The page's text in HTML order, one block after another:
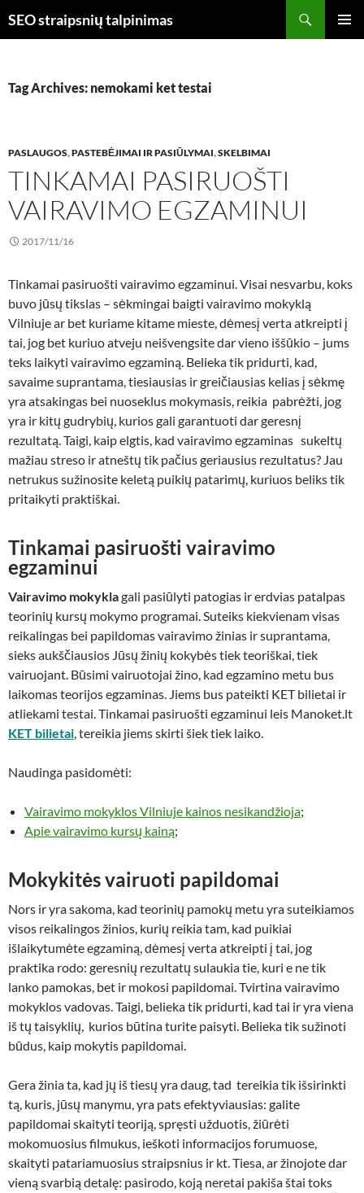
toSEO straipsnių talpinimas
Tag Archives: nemokami ket testai
PASLAUGOS,PASTEBĖJIMAI IR PASIŪLYMAI,SKELBIMAI
TINKAMAI PASIRUOŠTI
VAIRAVIMO EGZAMINUI
2017/11/16
Tinkamai pasiruošti vairavimo egzaminui. Visai nesvarbu, koks
buvo jūsų tikslas – sėkmingai baigti vairavimo mokyklą
Vilniuje ar bet kuriame kitame mieste, dėmesį verta atkreipti į
tai, jog bet kuriuo atveju neišvengsite dar vieno iššūkio – jums
teks laikyti vairavimo egzaminą. Belieka tik pridurti, kad,
savaime suprantama, tiesiausias ir greičiausias kelias į sėkmę
yra atsakingas bei nuoseklus mokymasis, reikia pabrėžti, jog
yra ir kitų gudrybių, kurios gali garantuoti dar geresnį
rezultatą. Taigi, kaip elgtis, kad vairavimo egzaminas sukeltų
mažiau streso ir atneštų tik pačius geriausius rezultatus? Jau
netrukus sužinosite keletą puikių patarimų, kuriuos beliks tik
pritaikyti praktiškai.
Tinkamai pasiruošti vairavimo
egzaminui
Vairavimo mokyklagali pasiūlyti patogias ir erdvias patalpas
teorinių kursų mokymo programai. Suteiks kiekvienam visas
reikalingas bei papildomas vairavimo žinias ir suprantama,
sieks aukščiausios Jūsų žinių kokybės tiek teoriškai, tiek
vairuojant. Būsimi vairuotojai žino, kad egzamino metu bus
laikomas teorijos egzaminas. Jiems bus pateikti KET bilietai ir
atliekami testai. Tinkamai pasiruošti egzaminui leis Manoket.lt
KET bilietai, tereikia jiems skirti šiek tiek laiko.
Naudinga pasidomėti:
Vairavimo mokyklos Vilniuje kainos nesikandžioja;
Apie vairavimo kursų kainą;
Mokykitės vairuoti papildomai
Nors ir yra sakoma, kad teorinių pamokų metu yra suteikiamos
visos reikalingos žinios, kurių reikia tam, kad puikiai
išlaikytumėte egzaminą, dėmesį verta atkreipti į tai, jog
praktika rodo: geresnių rezultatų sulaukia tie, kuri e ne tik
lanko pamokas, bet ir mokosi papildomai. Tvirtina vairavimo
mokyklos vadovas. Taigi, belieka tik pridurti, kad tai ir yra viena
iš tų taisyklių, kurios būtina turite paisyti. Belieka tik sužinoti
būdus, kaip mokytis papildomai.
Gera žinia ta, kad jų iš tiesų yra daug, tad tereikia tik išsirinkti
tą, kuris, jūsų manymu, yra pats efektyviausias: galite
papildomai skaityti teoriją, spręsti užduotis, žiūrėti
mokomuosius filmukus, ieškoti informacijos forumuose,
skaityti patariamuosius straipsnius ir kt. Tiesa, ar žinojote dar
vieną svarbią detalę: pasirodo, koją neretai pakiša štai toks